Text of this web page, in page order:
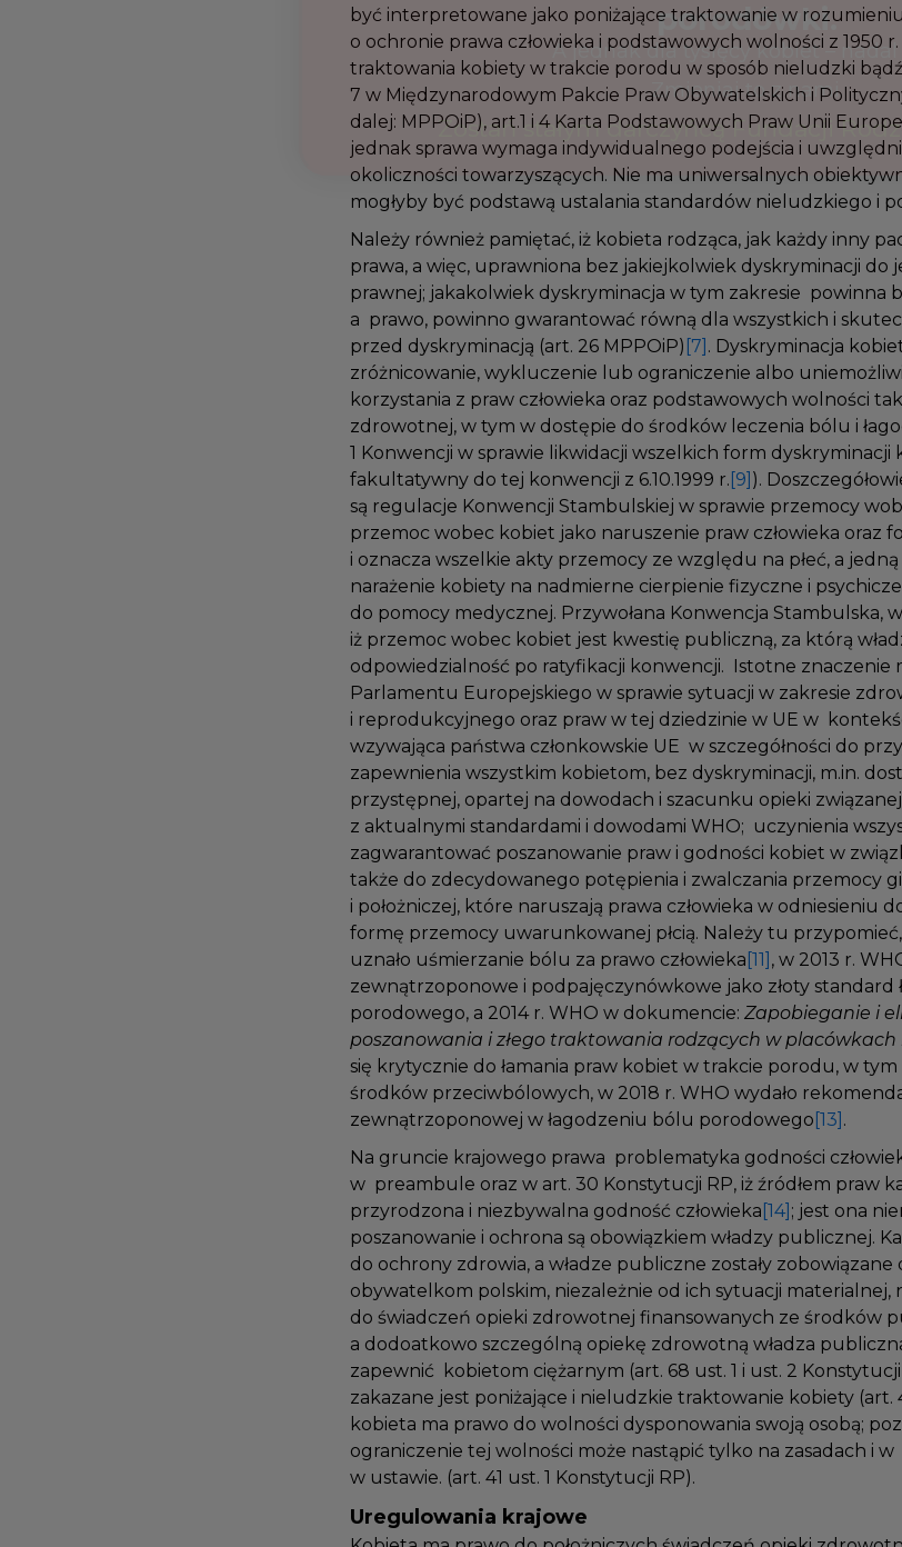
być interpretowane jako poniżające traktowanie w
o ochronie prawa człowieka i podstawowych wolności z 1950
traktowania kobiety w trakcie porodu w sposób nieludzki
7 w Międzynarodowym Pakcie Praw Obywatelskich i
dalej: MPPOiP), art.1 i 4 Karta Podstawowych Praw Unii
jednak sprawa wymaga indywidualnego podejścia i
okoliczności towarzyszących. Nie ma uniwersalnych
mogłyby być podstawą ustalania standardów nieludzkiego i
Należy również pamiętać, iż kobieta rodząca, jak każdy inny
prawa, a więc, uprawniona bez jakiejkolwiek dyskryminacji
prawnej; jakakolwiek dyskryminacja w tym zakresie powinna
a prawo, powinno gwarantować równą dla wszystkich i
przed dyskryminacją (art. 26 MPPOiP)[7] . Dyskryminacja
zróżnicowanie, wykluczenie lub ograniczenie albo
korzystania z praw człowieka oraz podstawowych wolności
zdrowotnej, w tym w dostępie do środków leczenia bólu i
1 Konwencji w sprawie likwidacji wszelkich form
fakultatywny do tej konwencji z 6.10.1999 r.[9]).
są regulacje Konwencji Stambulskiej w sprawie przemocy
przemoc wobec kobiet jako naruszenie praw człowieka oraz
i oznacza wszelkie akty przemocy ze względu na płeć, a
narażenie kobiety na nadmierne cierpienie fizyczne i
do pomocy medycznej. Przywołana Konwencja Stambulska,
iż przemoc wobec kobiet jest kwestię publiczną, za którą
odpowiedzialność po ratyfikacji konwencji. Istotne znaczenie
Parlamentu Europejskiego w sprawie sytuacji w zakresie
i reprodukcyjnego oraz praw w tej dziedzinie w UE w
wzywająca państwa członkowskie UE w szczegółności do
zapewnienia wszystkim kobietom, bez dyskryminacji, m.in.
przystępnej, opartej na dowodach i szacunku opieki
z aktualnymi standardami i dowodami WHO; uczynienia
zagwarantować poszanowanie praw i godności kobiet w
także do zdecydowanego potępienia i zwalczania przemocy
i położniczej, które naruszają prawa człowieka w odniesieniu
formę przemocy uwarunkowanej płcią. Należy tu
uznało uśmierzanie bólu za prawo człowieka[11] , w 2013 r.
zewnątrzoponowe i podpajęczynówkowe jako złoty standard
porodowego, a 2014 r. WHO w dokumencie:Zapobieganie i
poszanowania i złego traktowania rodzących w
się krytycznie do łamania praw kobiet w trakcie porodu, w
środków przeciwbólowych, w 2018 r. WHO wydało
zewnątrzoponowej w łagodzeniu bólu porodowego[13]
Na gruncie krajowego prawa problematyka godności
w preambule oraz w art. 30 Konstytucji RP, iż źródłem praw
przyrodzona i niezbywalna godność człowieka[14] ; jest ona
poszanowanie i ochrona są obowiązkiem władzy publicznej.
do ochrony zdrowia, a władze publiczne zostały zobowiązane
obywatelkom polskim, niezależnie od ich sytuacji
do świadczeń opieki zdrowotnej finansowanych ze środków
a dodoatkowo szczególną opiekę zdrowotną władza
zapewnić kobietom ciężarnym (art. 68 ust. 1 i ust. 2
zakazane jest poniżające i nieludzkie traktowanie kobiety (art.
kobieta ma prawo do wolności dysponowania swoją osobą;
ograniczenie tej wolności może nastąpić tylko na zasadach i
w ustawie. (art. 41 ust. 1 Konstytucji RP).
Uregulowania krajowe